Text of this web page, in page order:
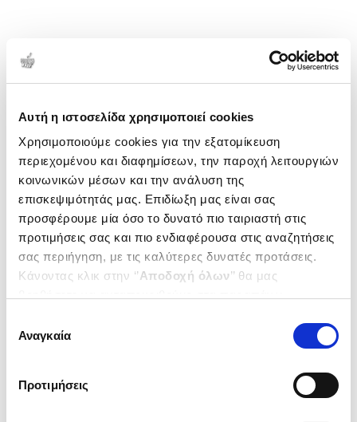
Αυτή η ιστοσελίδα χρησιμοποιεί cookies
Χρησιμοποιούμε cookies για την εξατομίκευση
περιεχομένου και διαφημίσεων, την παροχή λειτουργιών
κοινωνικών μέσων και την ανάλυση της
επισκεψιμότητάς μας. Επιδίωξη μας είναι σας
προσφέρουμε μία όσο το δυνατό πιο ταιριαστή στις
προτιμήσεις σας και πιο ενδιαφέρουσα στις αναζητήσεις
σας περιήγηση, με τις καλύτερες δυνατές προτάσεις.
Κάνοντας κλικ στην ‘’Αποδοχή όλων’’ θα μας
ενδιαφέρουν και να επιλέξετε από τα παρακάτω με την
΄΄και να ενημερωθείτε σχετικά με
συγκατάθεσης
Αναγκαία
Προτιμήσεις